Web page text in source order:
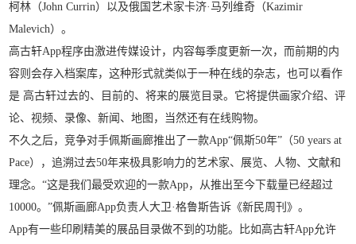
柯林（John Currin）以及俄国艺术家卡济·马列维奇（Kazimir
Malevich）。
高古轩App程序由激进传媒设计，内容每季度更新一次，而前期的内
容则会存入档案库，这种形式就类似于一种在线的杂志，也可以看作
是 高古轩过去的、目前的、将来的展览目录。它将提供画家介绍、评
论、视频、录像、新闻、地图，当然还有在线购物。
不久之后，竞争对手佩斯画廊推出了一款App“佩斯50年”（50 years at
Pace），追溯过去50年来极具影响力的艺术家、展览、人物、文献和
理念。“这是我们最受欢迎的一款App，从推出至今下载量已经超过
10000。”佩斯画廊App负责人大卫·格鲁斯告诉《新民周刊》。
App有一些印刷精美的展品目录做不到的功能。比如高古轩App允许